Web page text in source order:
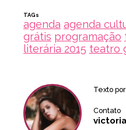
TAGs
agenda agenda
grátis programação
literária 2015 teatro
Texto por
Contato